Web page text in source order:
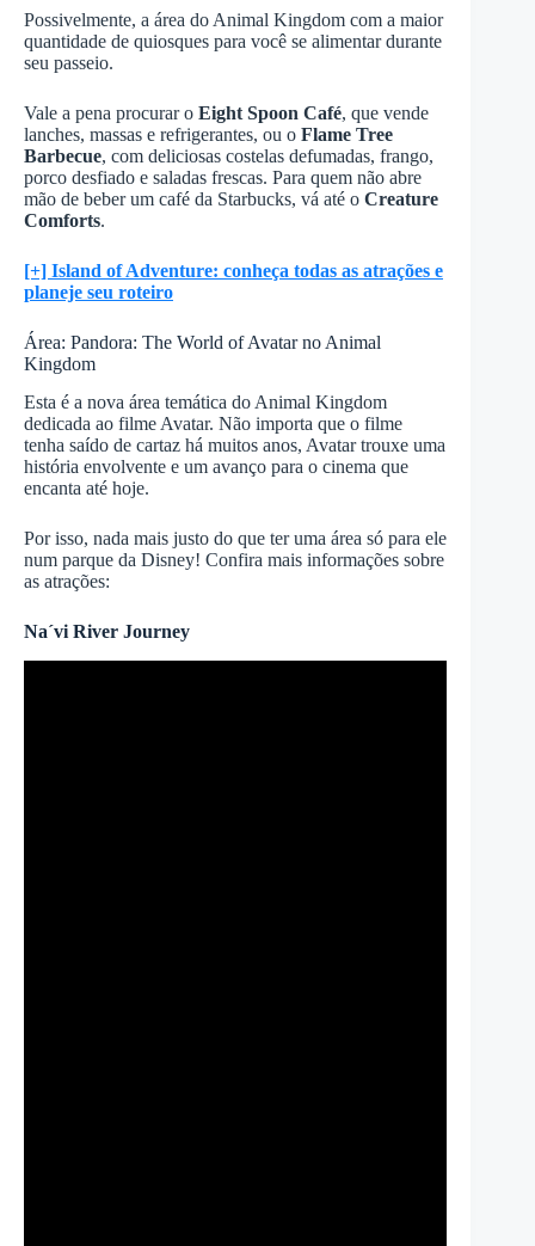
Possivelmente, a área do Animal Kingdom com a maior
quantidade de quiosques para você se alimentar durante
seu passeio.
Vale a pena procurar o Eight Spoon Café, que vende
lanches, massas e refrigerantes, ou o Flame Tree
Barbecue, com deliciosas costelas defumadas, frango,
porco desfiado e saladas frescas. Para quem não abre
mão de beber um café da Starbucks, vá até o Creature
Comforts.
[+] Island of Adventure: conheça todas as atrações e
planeje seu roteiro
Área: Pandora: The World of Avatar no Animal
Kingdom
Esta é a nova área temática do Animal Kingdom
dedicada ao filme Avatar. Não importa que o filme
tenha saído de cartaz há muitos anos, Avatar trouxe uma
história envolvente e um avanço para o cinema que
encanta até hoje.
Por isso, nada mais justo do que ter uma área só para ele
num parque da Disney! Confira mais informações sobre
as atrações:
Na´vi River Journey